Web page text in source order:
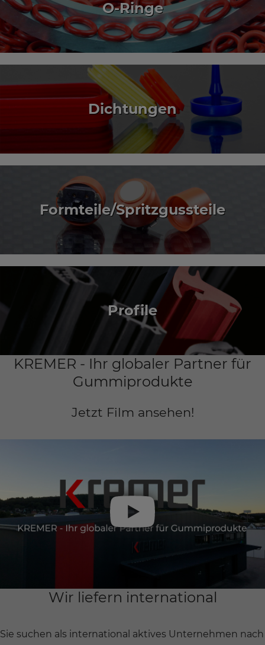
O-Ringe
Dichtungen
Formteile/Spritzgussteile
Profile
KREMER - Ihr globaler Partner für
Gummiprodukte
Jetzt Film ansehen!
Wir liefern international
Sie suchen als international aktives Unternehmen nach